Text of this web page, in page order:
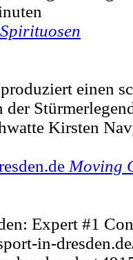
Spirituosen
einen
Kirsten
Moving
Expert #1
in-